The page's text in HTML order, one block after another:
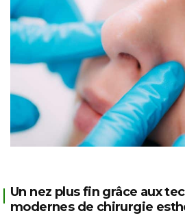
Un nez plus fin grâce aux
modernes de chirurgie